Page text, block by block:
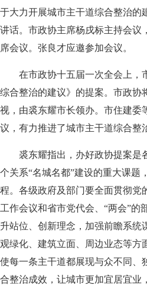
于大力开展城市主干道综合整治的
讲话。市政协主席杨戌标主持会议
席会议。张良才应邀参加会议。
在市政协十五届一次全会上，
综合整治的建议》的提案。市政协
视，由裘东耀市长领办。市住建委
议，有力推进了城市主干道综合整
裘东耀指出，办好政协提案是
个关系“名城名都”建设的重大课题
程。各级政府及部门要全面贯彻党
工作会议和省市党代会、“两会”
升站位、创新理念，加强前瞻系
观绿化、建筑立面、周边业态等方
使每一条主干道都展现与众不同、
合整治成效，让城市更加宜居宜业